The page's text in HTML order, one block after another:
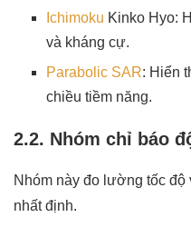
Ichimoku Kinko Hyo:
và kháng cự.
Parabolic SAR: Hiển
chiều tiềm năng.
2.2. Nhóm chỉ báo
Nhóm này đo lường tốc
nhất định.